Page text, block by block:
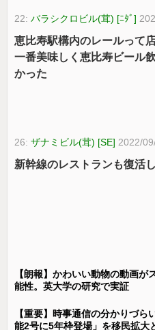
22:バラシクロビル(茸) [ﾆﾀﾞ]
恵比寿駅構内のレールって
一番美味しく恵比寿ビール
かった
26:ザナミビル(茸) [SE] 2022/
新幹線のレストランも復活
【朗報】かわいい動物の動画
能性。英大学の研究で実証
【重要】時事通信の分かりづ
能2号に5年枠登場」を移民拡大